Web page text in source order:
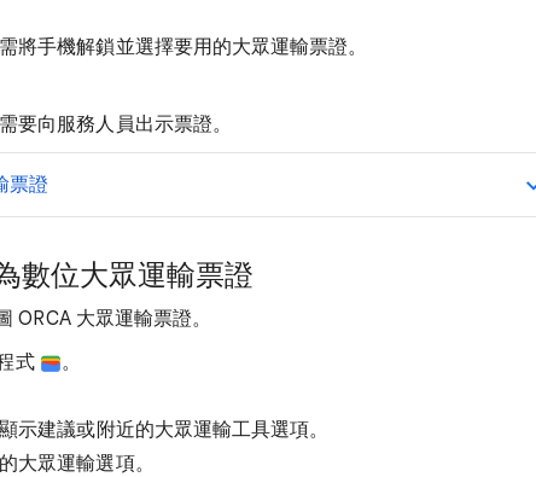
將手機解鎖並選擇要用的大眾運輸票證。
要向服務人員出示票證。
票證
數位大眾運輸票證
ORCA 大眾運輸票證。
式
。
示建議或附近的大眾運輸工具選項。
大眾運輸選項。